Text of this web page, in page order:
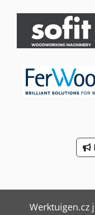
proces, jednostranně
8 mm Maximální výška
obrobku: šířka min 50
6 mm Posuvná
naklápěcí do 15
15 stupňů Leštící
Požadavek na stlačený
Werktuigen.cz